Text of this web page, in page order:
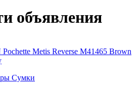
объявления
Metis Reverse M41465 Brown
Сумки